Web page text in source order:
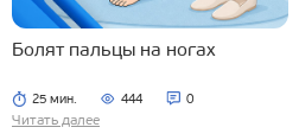
Болят пальцы на ногах
25 мин. 444 0
Читать далее